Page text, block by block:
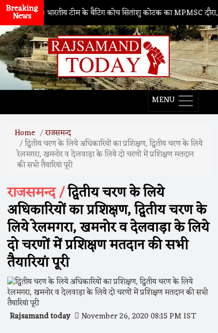
Breaking
News
। भारतीय टीम के बैटिंग कोच सितांशु कोटक का MPMSC दौरा, युवा
MENU
Home राजसमन्द
द्वितीय चरण के लिये अधिकारियों का प्रशिक्षण, द्वितीय चरण के लिये
रेलमगरा, खमनोर व देलवाड़ा के लिये दो चरणों में प्रशिक्षण मतदान
की सभी तैयारियां पूरी
राजसमन्द /द्वितीय चरण के लिये
अधिकारियों का प्रशिक्षण, द्वितीय चरण के
लिये रेलमगरा, खमनोर व देलवाड़ा के लिये
दो चरणों में प्रशिक्षण मतदान की सभी
तैयारियां पूरी
Rajsamand today November 26, 2020 08:15 PM IST